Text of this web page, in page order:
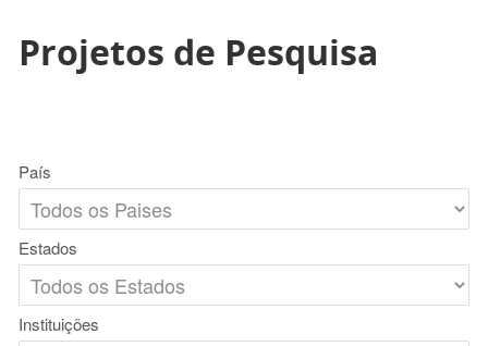
Projetos de Pesquisa
País
Estados
Instituições